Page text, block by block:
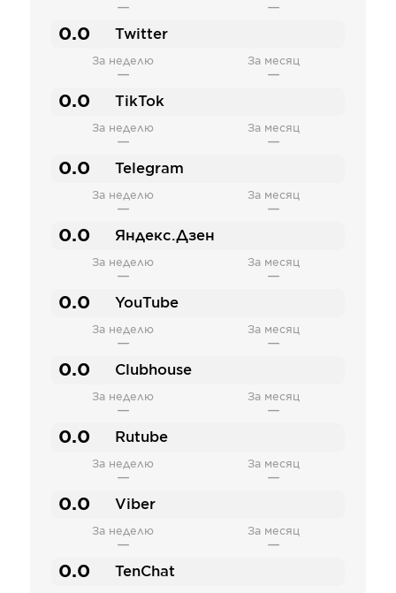
— —
0.0 Twitter
За неделю
—
За месяц
—
0.0 TikTok
За неделю
—
За месяц
—
0.0 Telegram
За неделю
—
За месяц
—
0.0 Яндекс.Дзен
За неделю
—
За месяц
—
0.0 YouTube
За неделю
—
За месяц
—
0.0 Clubhouse
За неделю
—
За месяц
—
0.0 Rutube
За неделю
—
За месяц
—
0.0 Viber
За неделю
—
За месяц
—
0.0 TenChat